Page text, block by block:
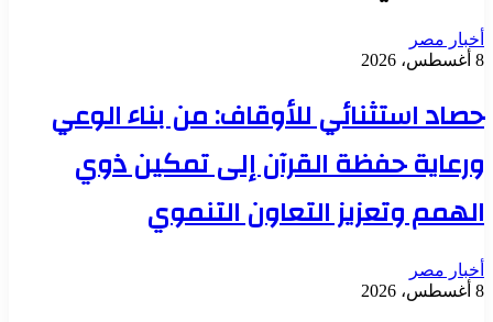
أخبار مصر
8 أغسطس، 2026
حصاد استثنائي للأوقاف: من بناء الوعي
ورعاية حفظة القرآن إلى تمكين ذوي
الهمم وتعزيز التعاون التنموي
أخبار مصر
8 أغسطس، 2026